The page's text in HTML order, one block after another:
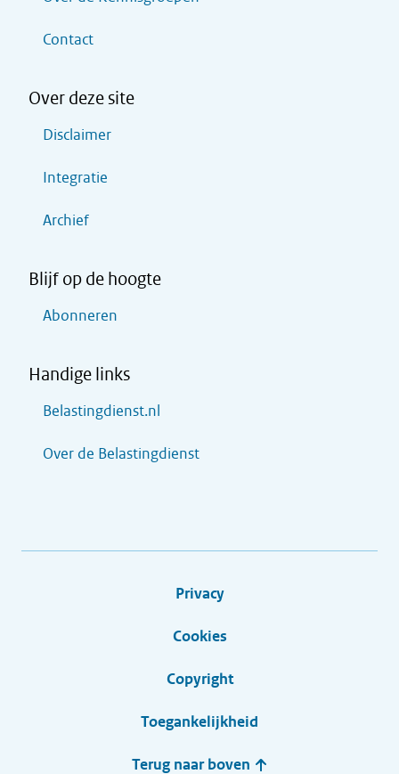
Contact
Over deze site
Disclaimer
Integratie
Archief
Blijf op de hoogte
Abonneren
Handige links
Belastingdienst.nl
Over de Belastingdienst
Privacy
Cookies
Copyright
Toegankelijkheid
Terug naar boven